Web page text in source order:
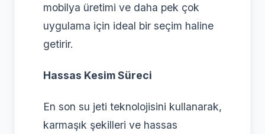
mobilya üretimi ve daha pek çok
uygulama için ideal bir seçim haline
getirir.
Hassas Kesim Süreci
En son su jeti teknolojisini kullanarak,
karmaşık şekilleri ve hassas